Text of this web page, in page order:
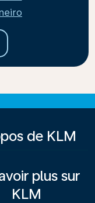
de KLM
plus sur
KLM